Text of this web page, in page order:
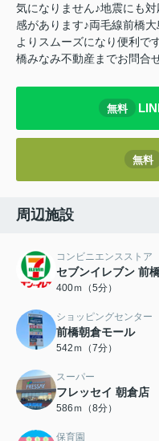
気になりません♪地震にも
感があります♪両毛線前橋
よりスムーズになり便利で
橋みなみ不動産までお問合
無料
無料
周辺施設
コンビニエンスストア
セブンイレブン 前
400ｍ（5分）
ショッピングセンター
前橋朝倉モール
542ｍ（7分）
スーパー
フレッセイ 朝倉店
586ｍ（8分）
保育園